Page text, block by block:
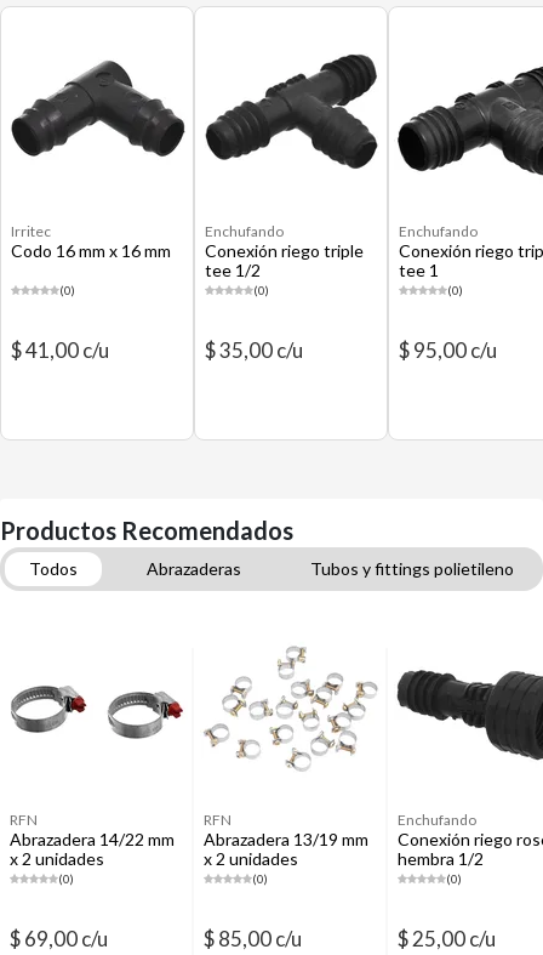
Irritec
Codo 16 mm x 16 mm
(0)
$ 41,00 c/u
Enchufando
Conexión riego triple
tee 1/2
(0)
$ 35,00 c/u
Enchufando
Conexión riego
tee 1
(0)
$ 95,00 c/u
Productos Recomendados
Todos Abrazaderas
Tubos y fittings polietileno
Riego automático
Construcción y Ferretería
Tubos y fittings para desagüe
RFN
Abrazadera 14/22 mm
x 2 unidades
(0)
$ 69,00 c/u
RFN
Abrazadera 13/19 mm
x 2 unidades
(0)
$ 85,00 c/u
Enchufando
Conexión riego
hembra 1/2
(0)
$ 25,00 c/u